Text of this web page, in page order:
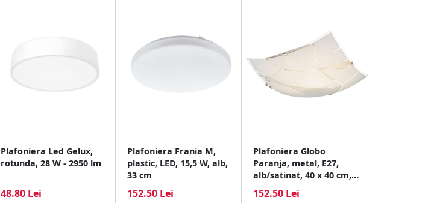
Plafoniera Led Gelux,
rotunda, 28 W - 2950 lm
48.80 Lei
Plafoniera Frania M,
plastic, LED, 15,5 W, alb,
33 cm
152.50 Lei
Plafoniera Globo
Paranja, metal, E27,
alb/satinat, 40 x 40 cm,
152.50 Lei